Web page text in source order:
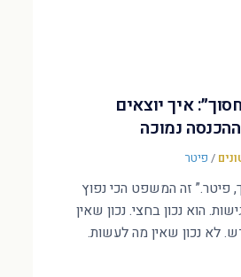
איך יוצאים
נמוכה
/ פיטר
פיטר.” זה המשפט הכי נפוץ
הוא נכון בחצי. נכון שאין
לא נכון שאין מה לעשות.